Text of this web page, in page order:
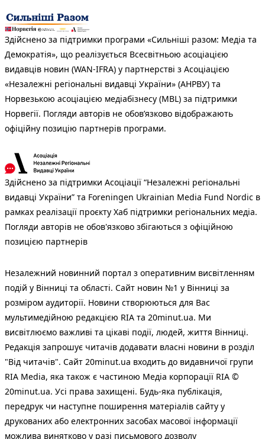
Здійснено за підтримки програми «Сильніші разом: Медіа та
Демократія», що реалізується Всесвітньою асоціацією
видавців новин (WAN-IFRA) у партнерстві з Асоціацією
«Незалежні регіональні видавці України» (АНРВУ) та
Норвезькою асоціацією медіабізнесу (MBL) за підтримки
Норвегії. Погляди авторів не обов’язково відображають
офіційну позицію партнерів програми.
Здійснено за підтримки Асоціації “Незалежні регіональні
видавці України” та Foreningen Ukrainian Media Fund Nordic в
рамках реалізації проєкту Хаб підтримки регіональних медіа.
Погляди авторів не обов'язково збігаються з офіційною
позицією партнерів
Незалежний новинний портал з оперативним висвітленням
подій у Вінниці та області. Сайт новин №1 у Вінниці за
розміром аудиторії. Новини створюються для Вас
мультимедійною редакцією RIA та 20minut.ua. Ми
висвітлюємо важливі та цікаві події, людей, життя Вінниці.
Редакція запрошує читачів додавати власні новини в розділ
"Від читачів". Сайт 20minut.ua входить до видавничої групи
RIA Media, яка також є частиною Медіа корпорації RIA ©
20minut.ua. Усі права захищені. Будь-яка публiкацiя,
передрук чи наступне поширення матеріалів сайту у
друкованих або електронних засобах масової інформації
можлива винятково у разі письмового дозволу